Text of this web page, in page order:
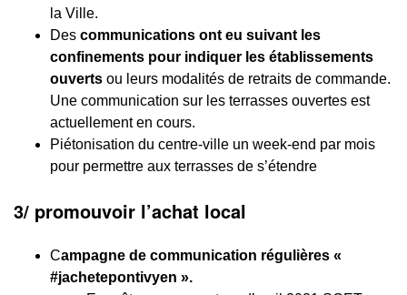
la Ville.
Des communications ont eu suivant les
confinements pour indiquer les établissements
ouverts ou leurs modalités de retraits de commande.
Une communication sur les terrasses ouvertes est
actuellement en cours.
Piétonisation du centre-ville un week-end par mois
pour permettre aux terrasses de s’étendre
3/ promouvoir l’achat local
Campagne de communication régulières «
#jachetepontivyen ».